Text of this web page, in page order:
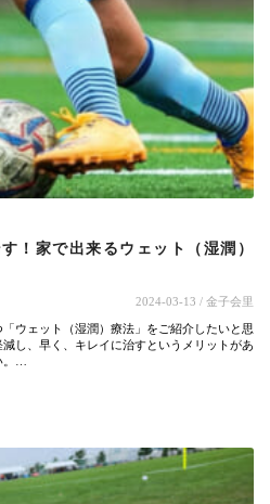
！家で出来るウェット（湿潤）
2024-03-13 / 金子会里
ウェット（湿潤）療法」をご紹介したいと思
し、早く、キレイに治すというメリットがあ
。…